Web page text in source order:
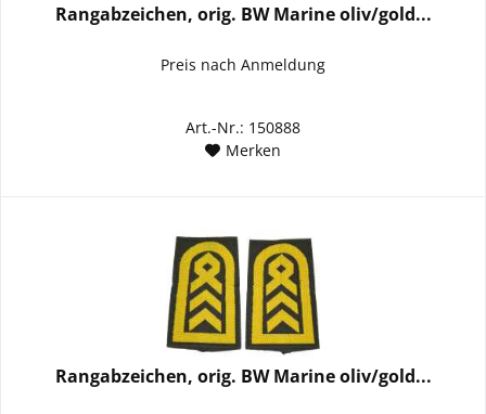
Rangabzeichen, orig. BW Marine oliv/gold...
Preis nach Anmeldung
Art.-Nr.: 150888
Merken
Rangabzeichen, orig. BW Marine oliv/gold...